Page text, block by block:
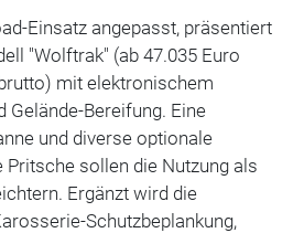
Einsatz angepasst, präsentiert
"Wolftrak" (ab 47.035 Euro
mit elektronischem
Gelände-Bereifung. Eine
und diverse optionale
Pritsche sollen die Nutzung als
Ergänzt wird die
Schutzbeplankung,